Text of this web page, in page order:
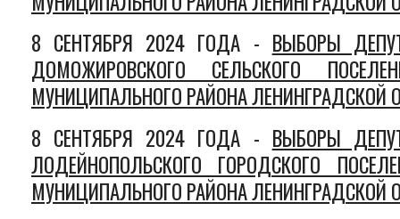
8 СЕНТЯБРЯ 2024 ГОДА - ВЫБОРЫ
ДОМОЖИРОВСКОГО СЕЛЬСКОГО
МУНИЦИПАЛЬНОГО РАЙОНА ЛЕНИНГРАДСКОЙ
8 СЕНТЯБРЯ 2024 ГОДА - ВЫБОРЫ
ЛОДЕЙНОПОЛЬСКОГО ГОРОДСКОГО
МУНИЦИПАЛЬНОГО РАЙОНА ЛЕНИНГРАДСКОЙ